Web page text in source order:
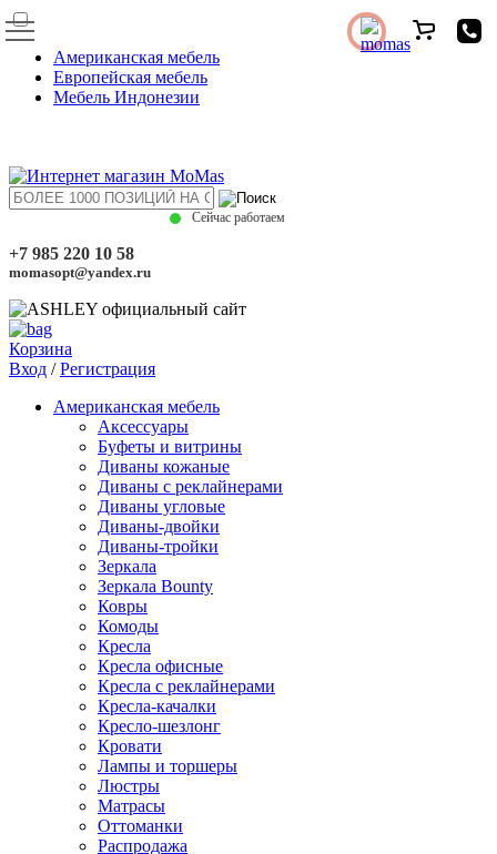
Американская мебель
Европейская мебель
Мебель Индонезии
Сейчас работаем
+7 985 220 10 58
momasopt@yandex.ru
Корзина
Вход /Регистрация
Американская мебель
Аксессуары
Буфеты и витрины
Диваны кожаные
Диваны с реклайнерами
Диваны угловые
Диваны-двойки
Диваны-тройки
Зеркала
Зеркала Bounty
Ковры
Комоды
Кресла
Кресла офисные
Кресла с реклайнерами
Кресла-качалки
Кресло-шезлонг
Кровати
Лампы и торшеры
Люстры
Матрасы
Оттоманки
Распродажа